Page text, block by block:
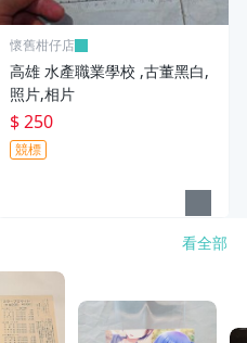
懷舊柑仔店
高雄 水產職業學校 ,古董黑白,
照片,相片
$ 250
競標
看全部